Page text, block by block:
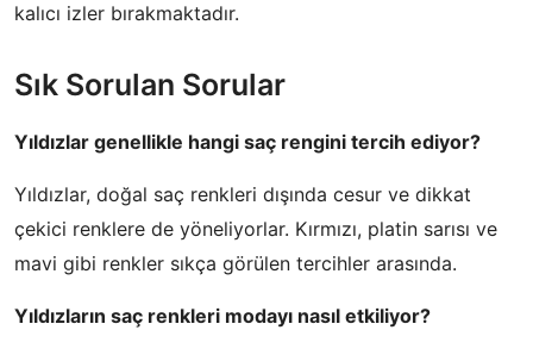
kalıcı izler bırakmaktadır.
Sık Sorulan Sorular
Yıldızlar genellikle hangi saç rengini tercih ediyor?
Yıldızlar, doğal saç renkleri dışında cesur ve dikkat
çekici renklere de yöneliyorlar. Kırmızı, platin sarısı ve
mavi gibi renkler sıkça görülen tercihler arasında.
Yıldızların saç renkleri modayı nasıl etkiliyor?